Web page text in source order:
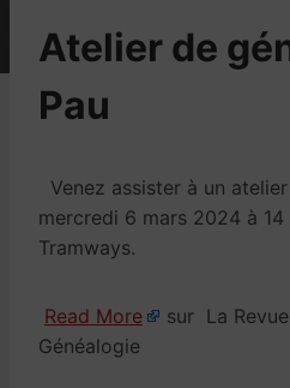
Atelier de
Pau
Venez assister à un
mercredi 6 mars 2024 à 14
Tramways.
Read More
sur La
Généalogie